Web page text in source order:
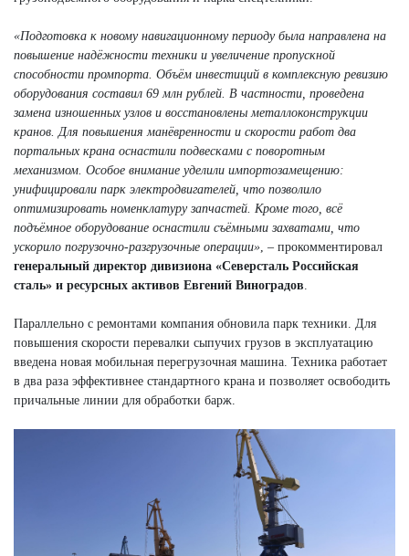
«Подготовка к новому навигационному периоду была направлена на
повышение надёжности техники и увеличение пропускной
способности промпорта. Объём инвестиций в комплексную ревизию
оборудования составил 69 млн рублей. В частности, проведена
замена изношенных узлов и восстановлены металлоконструкции
кранов. Для повышения манёвренности и скорости работ два
портальных крана оснастили подвесками с поворотным
механизмом. Особое внимание уделили импортозамещению:
унифицировали парк электродвигателей, что позволило
оптимизировать номенклатуру запчастей. Кроме того, всё
подъёмное оборудование оснастили съёмными захватами, что
ускорило погрузочно-разгрузочные операции» , – прокомментировал
генеральный директор дивизиона «Северсталь Российская
сталь» и ресурсных активов Евгений Виноградов
Параллельно с ремонтами компания обновила парк техники. Для
повышения скорости перевалки сыпучих грузов в эксплуатацию
введена новая мобильная перегрузочная машина. Техника работает
в два раза эффективнее стандартного крана и позволяет освободить
причальные линии для обработки барж.